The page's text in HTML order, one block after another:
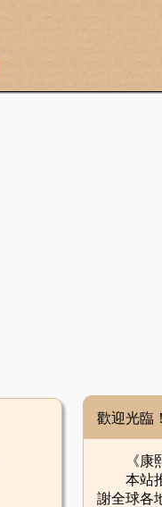
歡迎光臨！
《康熙
本站推
謝全球各